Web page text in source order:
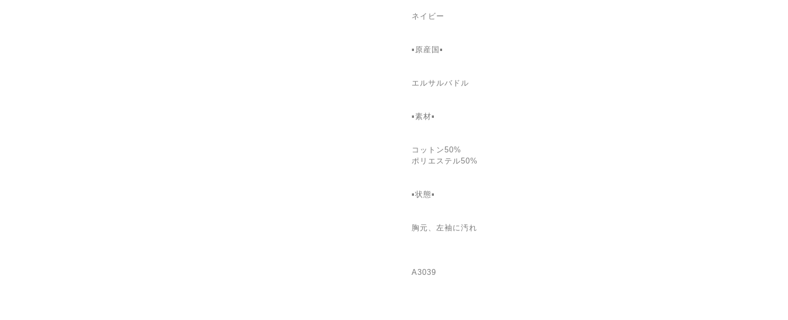
ネイビー
▪️原産国▪
エルサルバドル
▪️素材▪
コットン50%
ポリエステル50%
▪️状態▪️
胸元、左袖に汚れ
A3039